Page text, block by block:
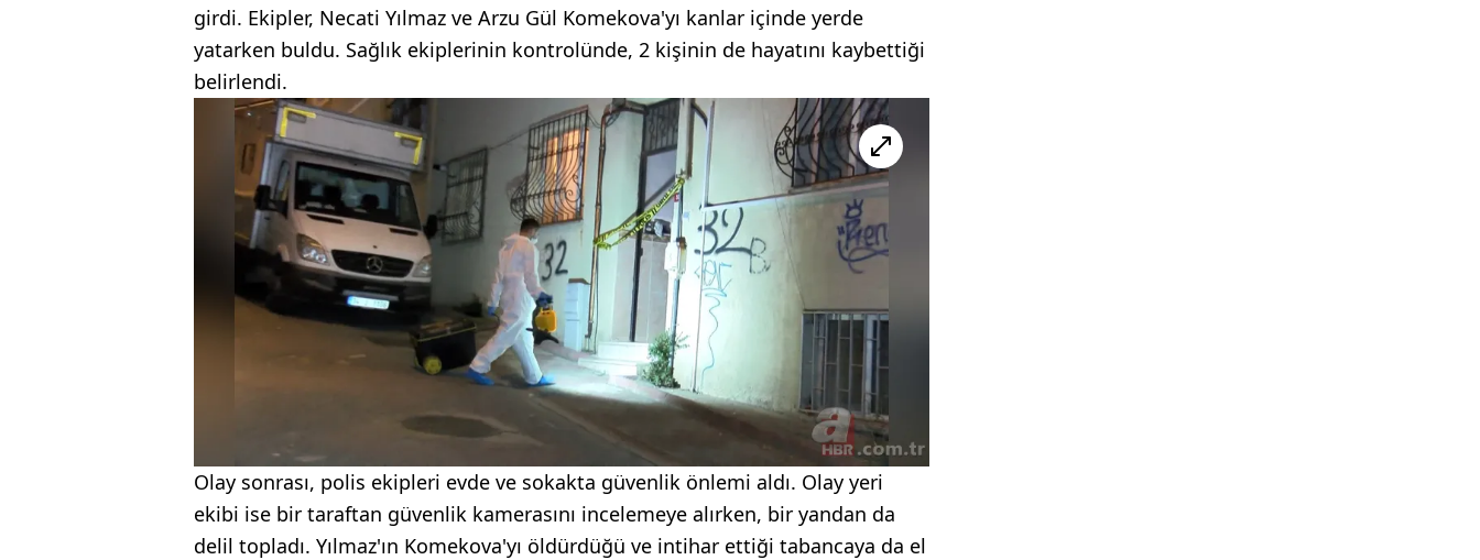
girdi. Ekipler, Necati Yılmaz ve Arzu Gül Komekova'yı kanlar içinde yerde
yatarken buldu. Sağlık ekiplerinin kontrolünde, 2 kişinin de hayatını kaybettiği
belirlendi.
Olay sonrası, polis ekipleri evde ve sokakta güvenlik önlemi aldı. Olay yeri
ekibi ise bir taraftan güvenlik kamerasını incelemeye alırken, bir yandan da
delil topladı. Yılmaz'ın Komekova'yı öldürdüğü ve intihar ettiği tabancaya da el